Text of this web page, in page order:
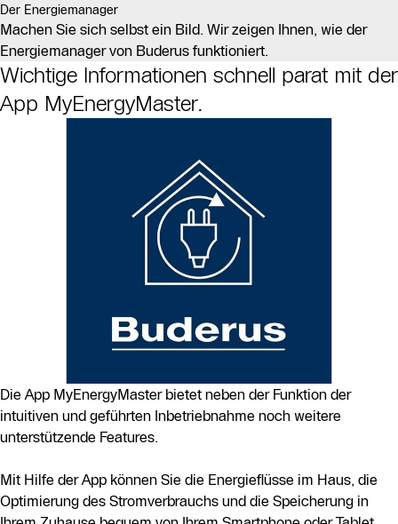
Der Energiemanager
Machen Sie sich selbst ein Bild. Wir zeigen Ihnen, wie der
Energiemanager von Buderus funktioniert.
Wichtige Informationen schnell parat mit der
App MyEnergyMaster.
Die App MyEnergyMaster bietet neben der Funktion der
intuitiven und geführten Inbetriebnahme noch weitere
unterstützende Features.
Mit Hilfe der App können Sie die Energieﬂüsse im Haus, die
Optimierung des Stromverbrauchs und die Speicherung in